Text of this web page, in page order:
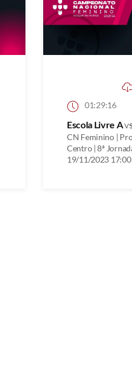
01:29:16
Escola Livre A
CN Feminino |
Centro | 8ª
19/11/2023 17:00